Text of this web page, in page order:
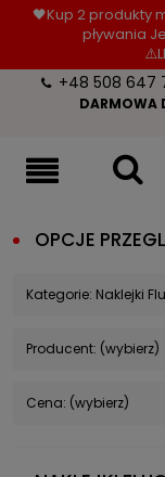
🖤Kup 2 produkty
pływania
+48 508 647
DARMOWA
OPCJE
Kategorie: Naklejki
Producent: (wybierz)
Cena: (wybierz)